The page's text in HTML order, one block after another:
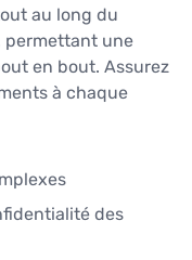
au long du
permettant une
en bout. Assurez
à chaque
des